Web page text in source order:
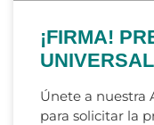
¡FIRMA!
Únete a nuestra
para solicitar la